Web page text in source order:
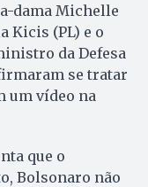
dama Michelle
Kicis (PL) e o
da Defesa
se tratar
um vídeo na
que o
Bolsonaro não